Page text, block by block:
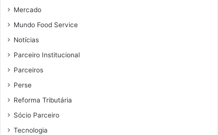
Mercado
Mundo Food Service
Notícias
Parceiro Institucional
Parceiros
Perse
Reforma Tributária
Sócio Parceiro
Tecnologia